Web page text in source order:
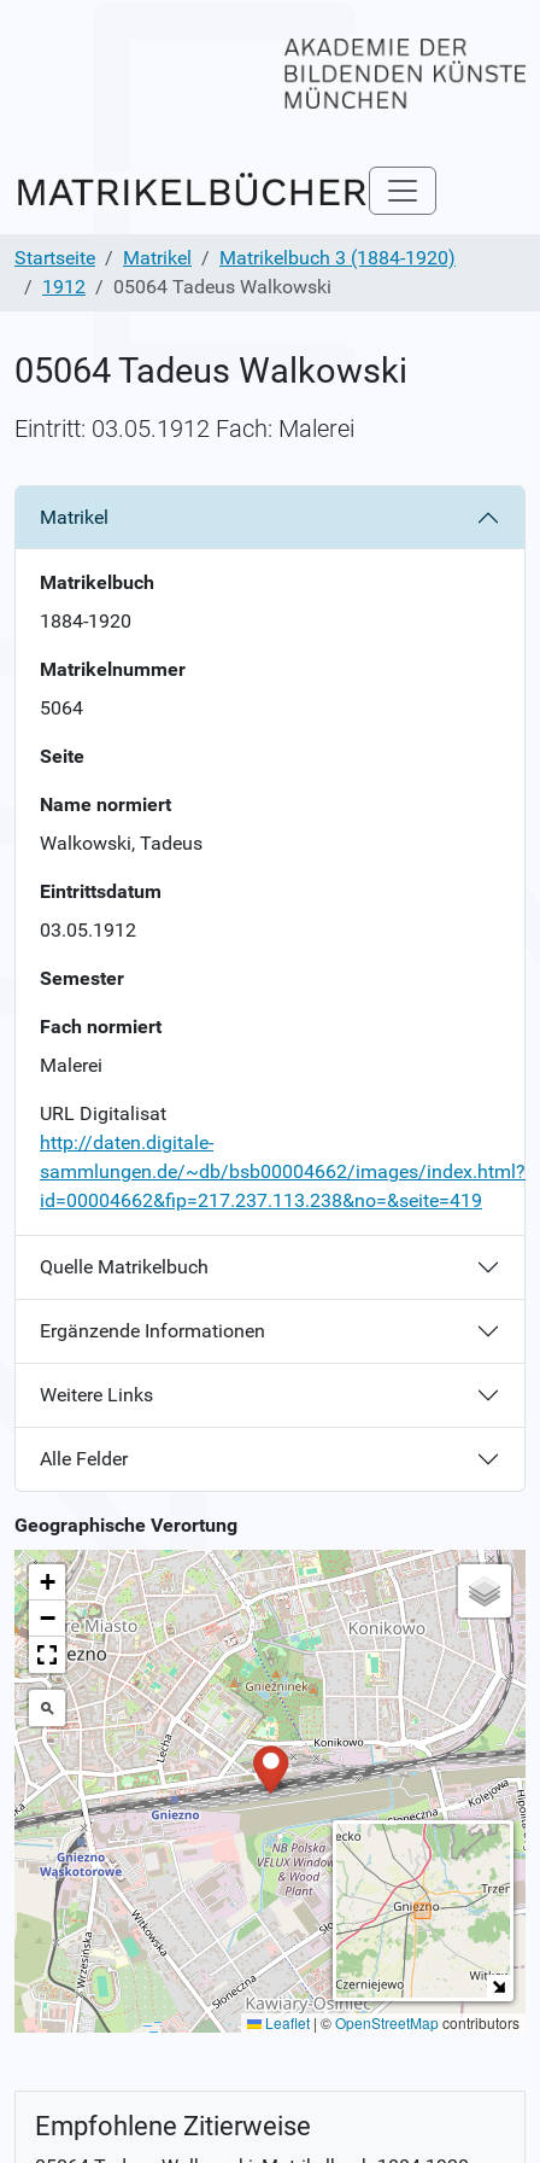
Startseite Matrikel
Matrikelbuch 3 (1884-1920)
1912
05064 Tadeus Walkowski
05064 Tadeus Walkowski
Eintritt: 03.05.1912 Fach: Malerei
Matrikel
Matrikelbuch
1884-1920
Matrikelnummer
5064
Seite
Name normiert
Walkowski, Tadeus
Eintrittsdatum
03.05.1912
Semester
Fach normiert
Malerei
URL Digitalisat
http://daten.digitale-
sammlungen.de/~db/bsb00004662/images/index.html?
id=00004662&fip=217.237.113.238&no=&seite=419
Quelle Matrikelbuch
Ergänzende Informationen
Weitere Links
Alle Felder
Geographische Verortung
+
−
Leaflet | ©OpenStreetMapcontributors
Empfohlene Zitierweise